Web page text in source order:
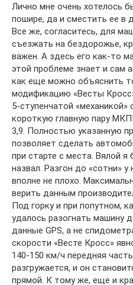
Лично мне очень хотелось
пошире, да и сместить ее в
Все же, согласитесь, для
съезжать на бездорожье,
важен. А здесь его как-то
этой проблеме знает и сам
как еще можно объяснить
модификацию «Весты
5-ступенчатой «механикой»
короткую главную пару
3,9. Полностью указанную
позволяет сделать
при старте с места. Вялой
назвал. Разгон до «сотни» у
вполне не плохо.
верить данным
Под горку и при попутном,
удалось разогнать машину
данные GPS, а не
скорости «Весте Кросс»
140-150 км/ч передняя
разгружается, и он
прямой. К тому же, еще и